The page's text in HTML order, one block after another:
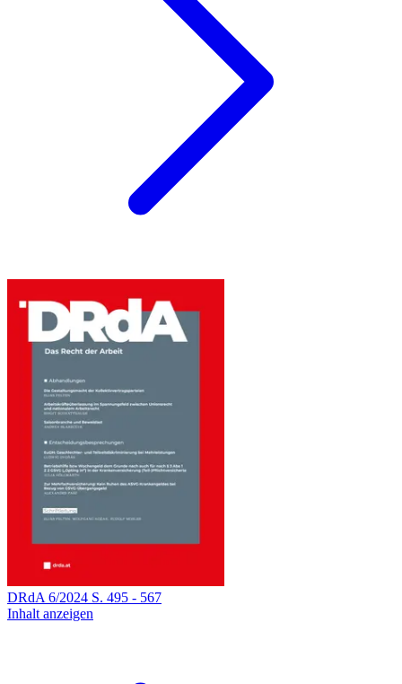
DRdA 6/2024 S. 495 - 567
Inhalt anzeigen